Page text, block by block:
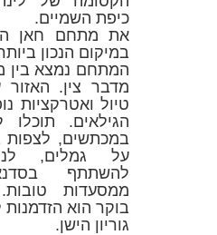
כיפת השמיים.
את מתחם חאן
במיקום הנכון
המתחם נמצא בין
מדבר צין. האזור
טיול ואטרקציות
הגילאים. תוכלו
במכתשים, לצפות
על גמלים,
להשתתף
ממסעדות
בוקר הוא
גוריון הישן.